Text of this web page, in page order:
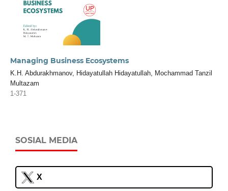
Managing Business Ecosystems
K.H. Abdurakhmanov, Hidayatullah Hidayatullah, Mochammad Tanzil
Multazam
1-371
SOSIAL MEDIA
X